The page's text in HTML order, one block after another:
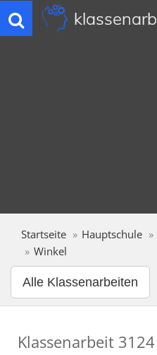
Toggle
navigation
Startseite Hauptschule
Winkel
Alle Klassenarbeiten
Klassenarbeit 3124